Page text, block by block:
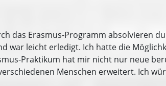
das Erasmus-Programm absolvieren
war leicht erledigt. Ich hatte die
Praktikum hat mir nicht nur neue
Menschen erweitert. Ich